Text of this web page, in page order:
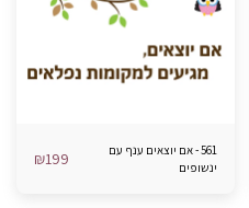
561 - אם יוצאים ענף עם
ינשופים
₪199